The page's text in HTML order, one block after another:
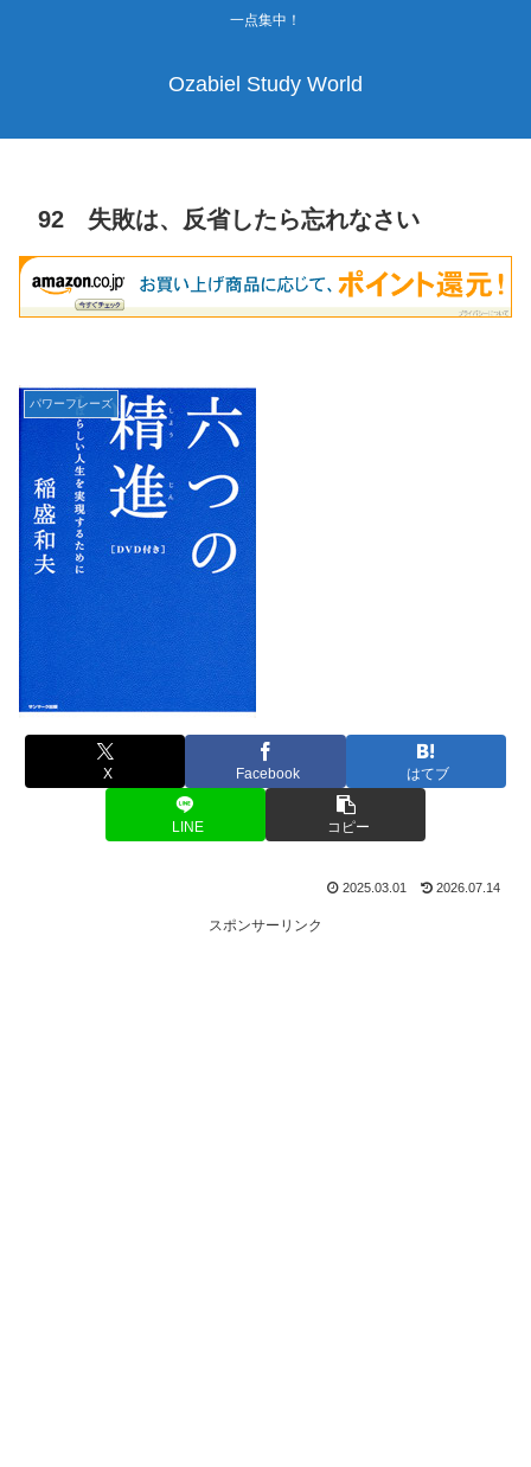
一点集中！
Ozabiel Study World
92 失敗は、反省したら忘れなさい
パワーフレーズ
X Facebook はてブ
LINE コピー
2025.03.01 2026.07.14
スポンサーリンク